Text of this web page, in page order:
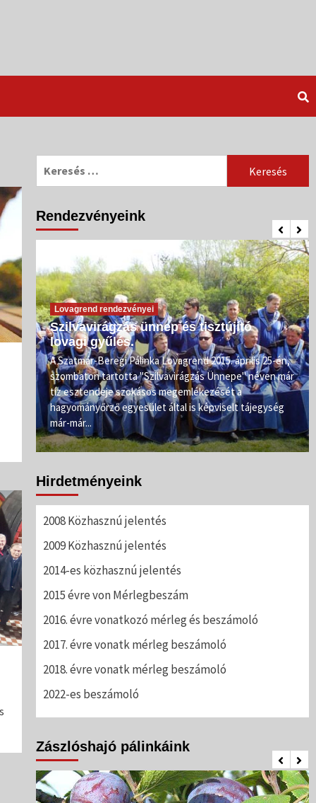
Keresés:
Rendezvényeink
Lovagrend rendezvényei
Szilvavirágzás ünnep és tisztújító
lovagi gyűlés.
A Szatmár-Beregi Pálinka Lovagrend 2015. április 25-én,
szombaton tartotta "Szilvavirágzás Ünnepe" néven már
tíz esztendeje szokásos megemlékezését a
hagyományőrző egyesület által is képviselt tájegység
már-már...
Hirdetményeink
2008 Közhasznú jelentés
2009 Közhasznú jelentés
2014-es közhasznú jelentés
2015 évre von Mérlegbeszám
2016. évre vonatkozó mérleg és beszámoló
2017. évre vonatk mérleg beszámoló
2018. évre vonatk mérleg beszámoló
2022-es beszámoló
Zászlóshajó pálinkáink